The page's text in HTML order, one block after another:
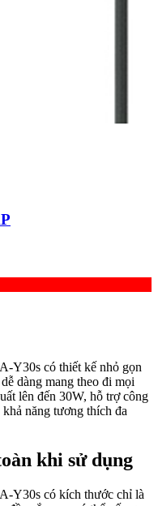
Y30s có thiết kế nhỏ gọn
dàng mang theo đi mọi
lên đến 30W, hỗ trợ công
năng tương thích đa
khi sử dụng
Y30s có kích thước chỉ là